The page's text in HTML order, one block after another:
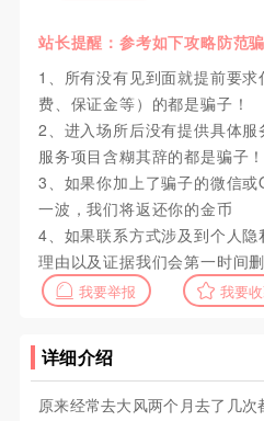
站长提醒：参考如下攻略防范
1、所有没有见到面就提前要
费、保证金等）的都是骗子！
2、进入场所后没有提供具体
服务项目含糊其辞的都是骗子！
3、如果你加上了骗子的微信
一波，我们将返还你的金币
4、如果联系方式涉及到个人
理由以及证据我们会第一时间删
我要举报 我要
详细介绍
原来经常去大风两个月去了几